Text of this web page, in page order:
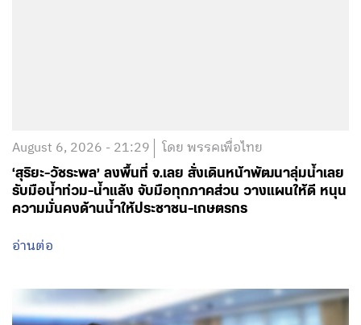
August 6, 2026 - 21:29 โดย พรรคเพื่อไทย
‘สุริยะ-วัชระพล’ ลงพื้นที่ จ.เลย สั่งเดินหน้าพัฒนาลุ่มน้ำเลย
รับมือน้ำท่วม-น้ำแล้ง จับมือทุกภาคส่วน วางแผนให้ดี หนุน
ความมั่นคงด้านน้ำให้ประชาชน-เกษตรกร
อ่านต่อ